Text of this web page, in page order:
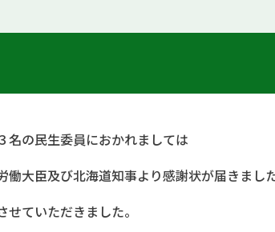
名の民生委員におかれましては
大臣及び北海道知事より感謝状が届きました
ていただきました。